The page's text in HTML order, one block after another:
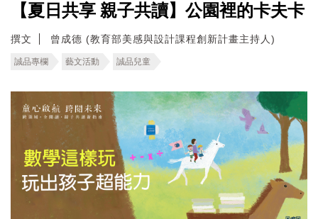
【夏日共享 親子共讀】公園裡的卡夫卡
撰文 曾成德 (教育部美感與設計課程創新計畫主持人)
誠品專欄 藝文活動 誠品兒童